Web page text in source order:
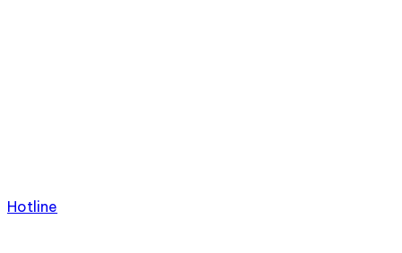
Hotline